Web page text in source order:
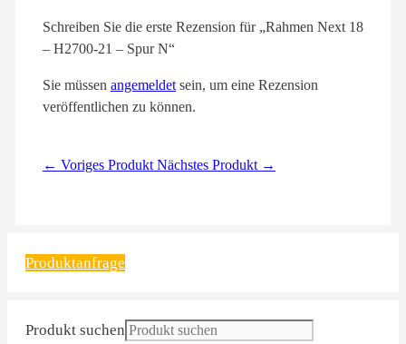
Schreiben Sie die erste Rezension für „Rahmen Next 18
– H2700-21 – Spur N“
Sie müssen angemeldet sein, um eine Rezension
veröffentlichen zu können.
← Voriges Produkt Nächstes Produkt →
Produktanfrage
Produkt suchen